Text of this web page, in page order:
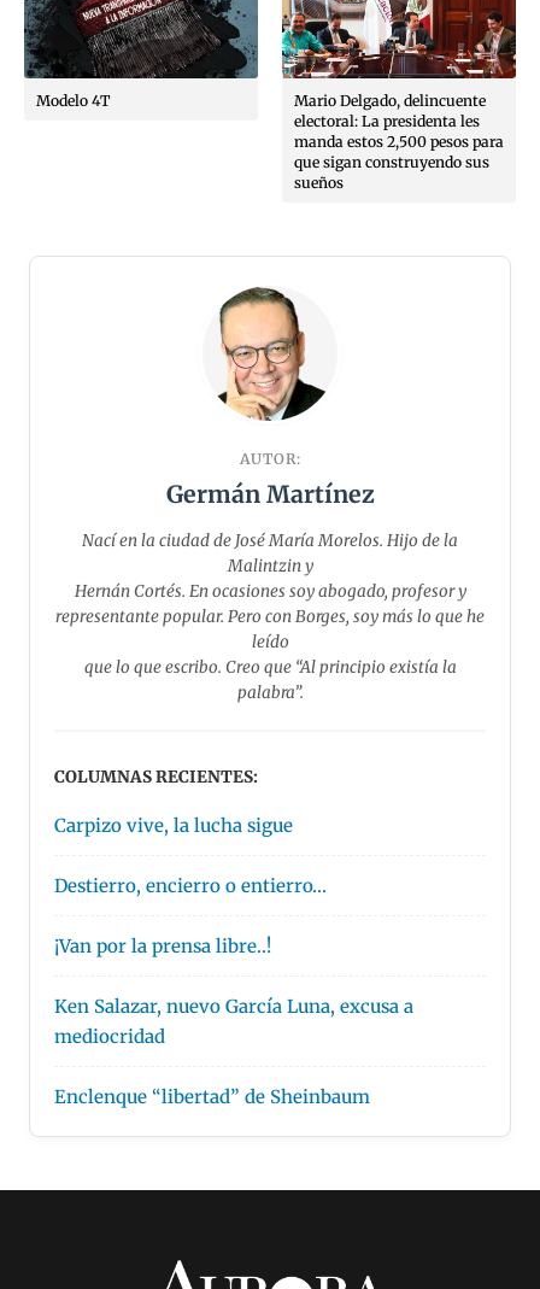
Modelo 4T
Mario Delgado, delincuente
electoral: La presidenta les
manda estos 2,500 pesos para
que sigan construyendo sus
sueños
AUTOR:
Germán Martínez
Nací en la ciudad de José María Morelos. Hijo de la
Malintzin y
Hernán Cortés. En ocasiones soy abogado, profesor y
representante popular. Pero con Borges, soy más lo que he
leído
que lo que escribo. Creo que “Al principio existía la
palabra”.
COLUMNAS RECIENTES:
Carpizo vive, la lucha sigue
Destierro, encierro o entierro…
¡Van por la prensa libre..!
Ken Salazar, nuevo García Luna, excusa a
mediocridad
Enclenque “libertad” de Sheinbaum